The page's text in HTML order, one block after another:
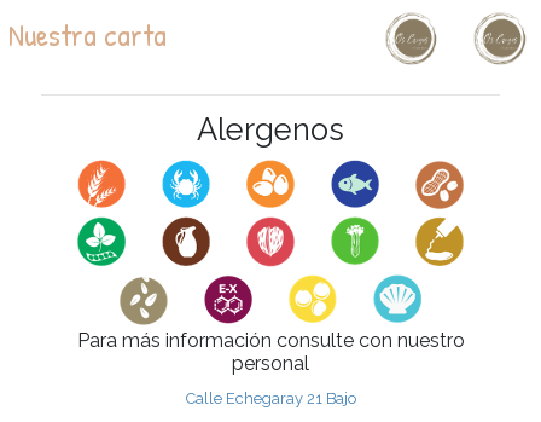
Nuestra carta
Alergenos
Para más información consulte con nuestro
personal
Calle Echegaray 21 Bajo